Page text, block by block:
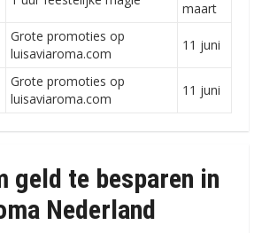
maart
Grote promoties op
luisaviaroma.com
11 juni
Grote promoties op
luisaviaroma.com
11 juni
geld te besparen in
Nederland